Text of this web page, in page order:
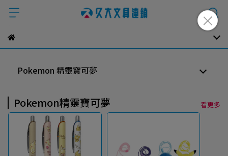
Pokemon 精靈寶可夢
Pokemon精靈寶可夢 看更多